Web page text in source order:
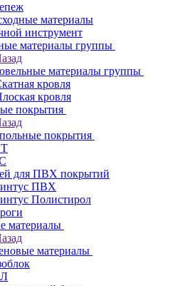
материалы
инструмент
материалы группы
материалы группы
кровля
кровля
покрытия
покрытия
для ПВХ покрытий
ПВХ
Полистирол
материалы
материалы